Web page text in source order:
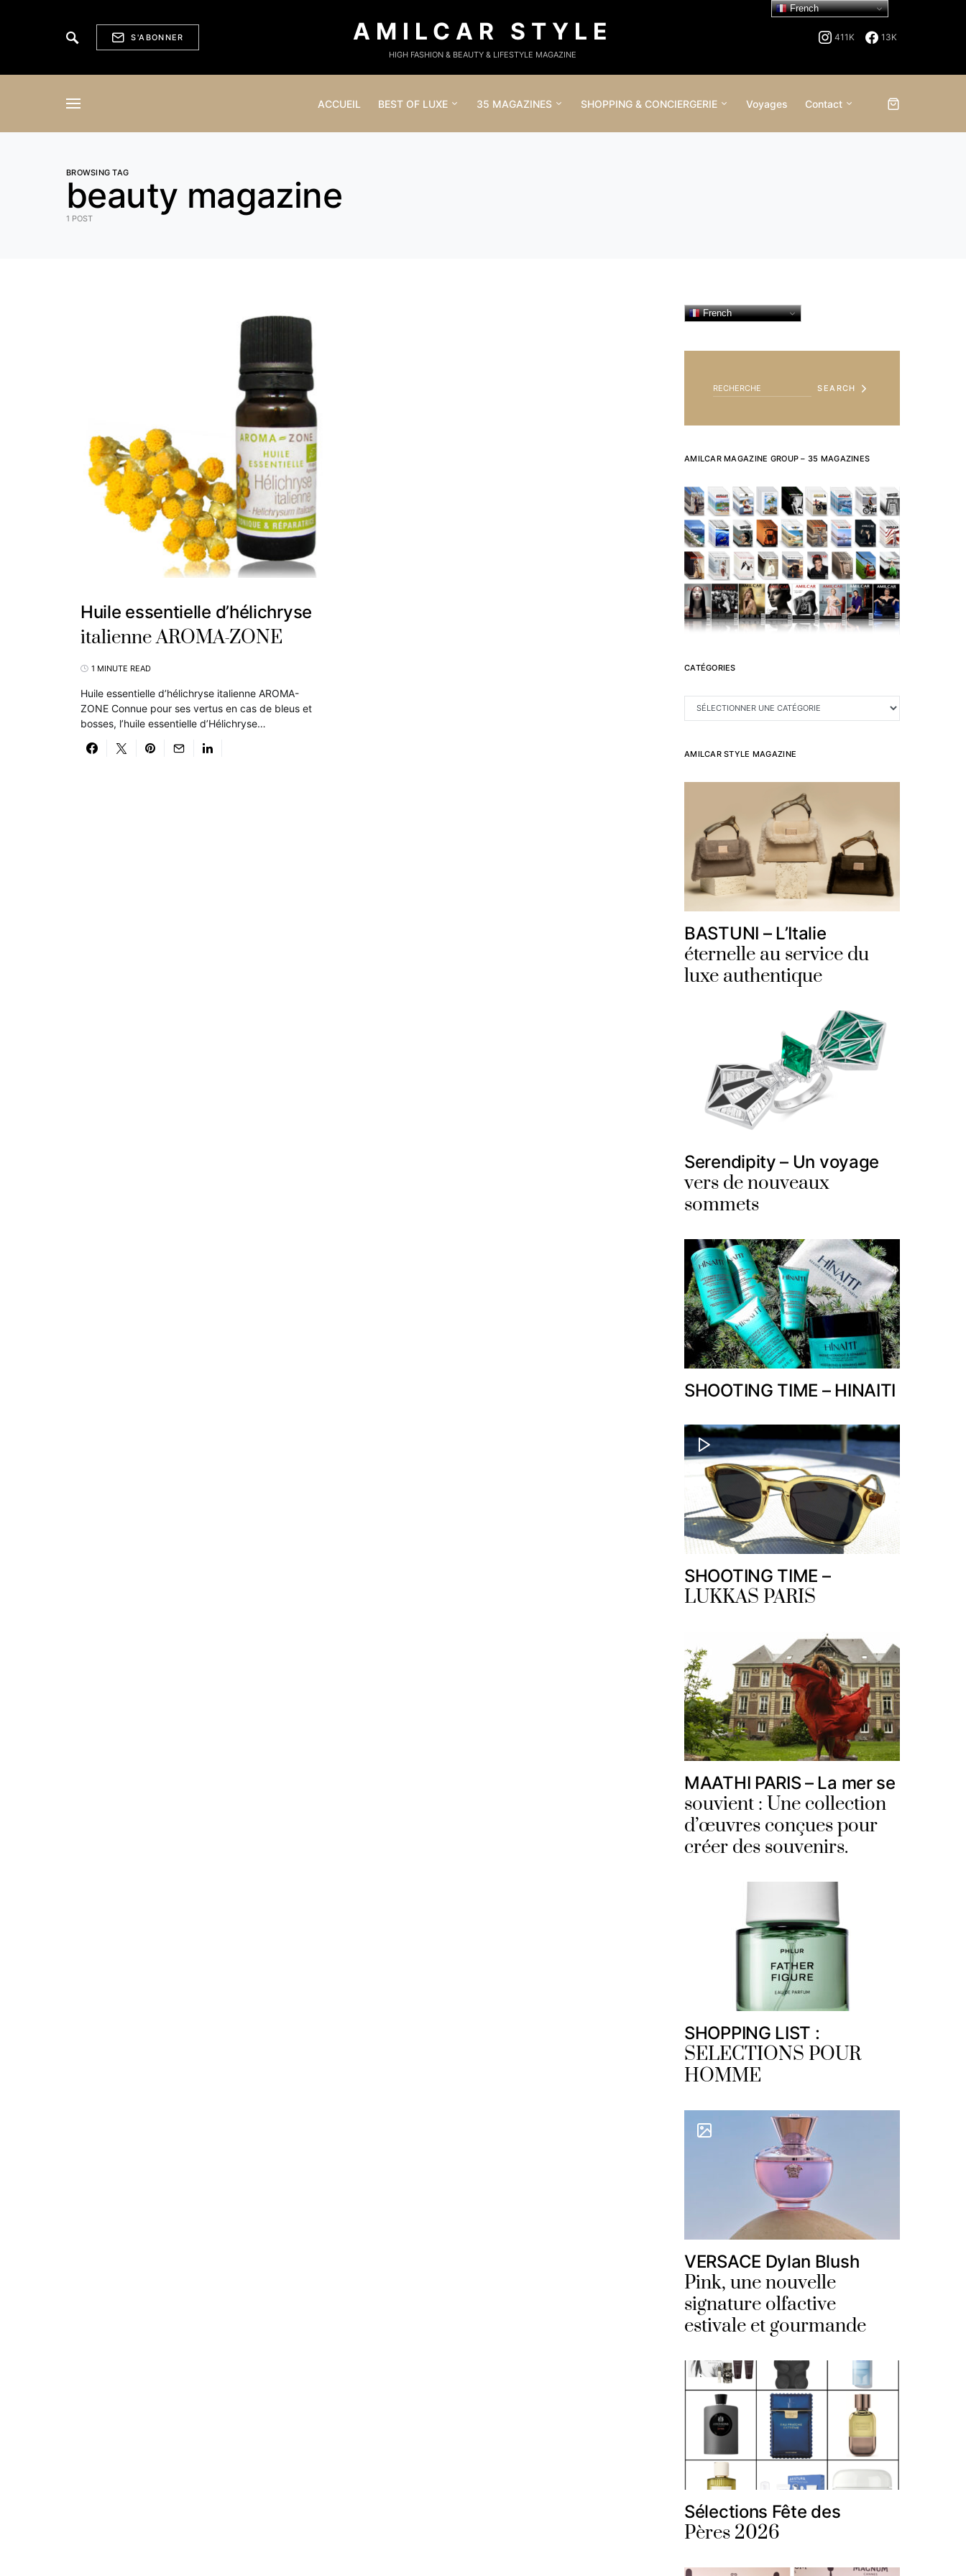
S'ABONNER AMILCAR STYLE
HIGH FASHION & BEAUTY & LIFESTYLE MAGAZINE
411K 13K
ACCUEIL BEST OF LUXE 35 MAGAZINES SHOPPING & CONCIERGERIE Voyages Contact
BROWSING TAG
beauty magazine
1 POST
Huile essentielle d’hélichryse
italienne AROMA-ZONE
1 MINUTE READ
Huile essentielle d’hélichryse italienne AROMA-
ZONE Connue pour ses vertus en cas de bleus et
bosses, l’huile essentielle d’Hélichryse…
French
SEARCH
AMILCAR MAGAZINE GROUP – 35 MAGAZINES
CATÉGORIES
CATÉGORIES
AMILCAR STYLE MAGAZINE
BASTUNI – L’Italie
éternelle au service du
luxe authentique
Serendipity – Un voyage
vers de nouveaux
sommets
SHOOTING TIME – HINAITI
SHOOTING TIME –
LUKKAS PARIS
MAATHI PARIS – La mer se
souvient : Une collection
d’œuvres conçues pour
créer des souvenirs.
SHOPPING LIST :
SELECTIONS POUR
HOMME
VERSACE Dylan Blush
Pink, une nouvelle
signature olfactive
estivale et gourmande
Sélections Fête des
Pères 2026
French